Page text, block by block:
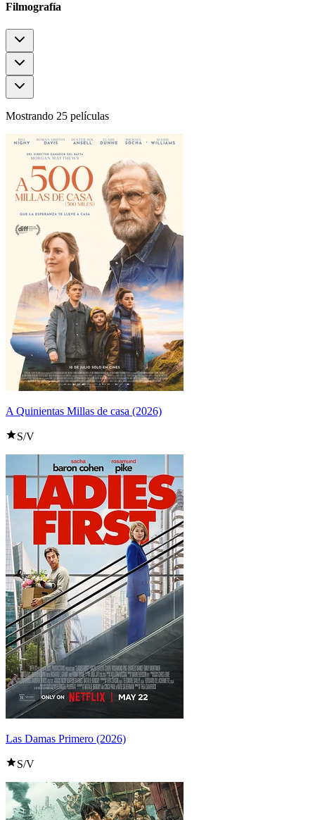
Filmografía
Mostrando 25 películas
A Quinientas Millas de casa (2026)
S/V
Las Damas Primero (2026)
S/V